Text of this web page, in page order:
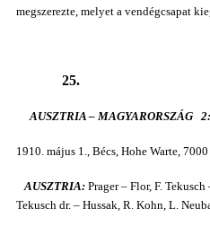
megszerezte, melyet a vendégcsapat
25.
AUSZTRIA – MAGYARORSZÁG
1910. május 1., Bécs, Hohe Warte,
AUSZTRIA: Prager – Flor, F.
Tekusch dr. – Hussak, R. Kohn, L.